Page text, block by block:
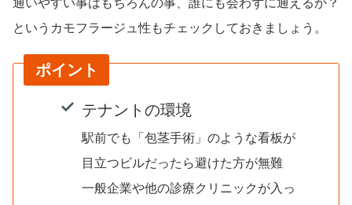
というカモフラージュ性もチェックしておきましょう。
ポイント
テナントの環境
駅前でも「包茎手術」のような看板が
目立つビルだったら避けた方が無難
一般企業や他の診療クリニックが入っ